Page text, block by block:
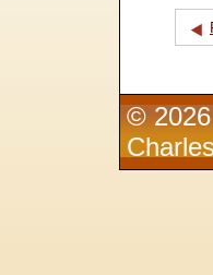
©